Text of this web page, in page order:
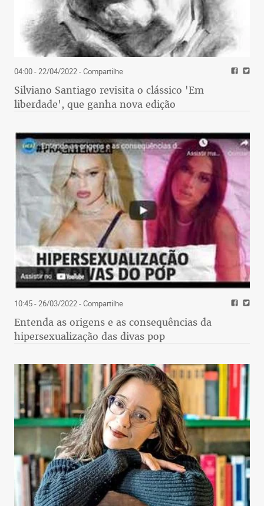
04:00 - 22/04/2022- Compartilhe
Silviano Santiago revisita o clássico 'Em
liberdade', que ganha nova edição
10:45 - 26/03/2022- Compartilhe
Entenda as origens e as consequências da
hipersexualização das divas pop